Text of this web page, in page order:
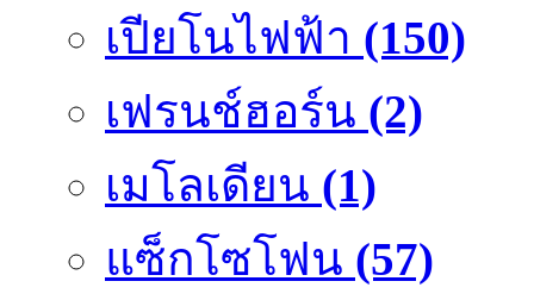
เปียโนไฟฟ้า (150)
เฟรนช์ฮอร์น (2)
เมโลเดียน (1)
แซ็กโซโฟน (57)